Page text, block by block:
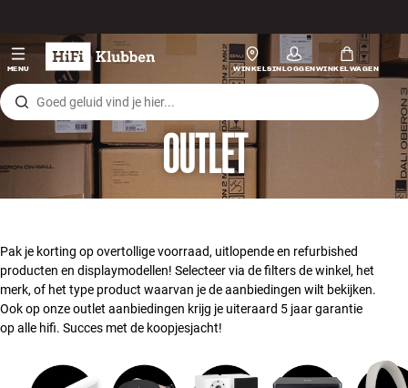
MENU WINKELSINLOGGENWINKELWAGEN
Hi-fi
Luidsprekers
Platenspeler
Koptelefoons
Surround
Tv
Systeem
Kabels
OUTLET
Pak je korting op overtollige voorraad, uitlopende en refurbished
producten en displaymodellen! Selecteer via de filters de winkel, het
merk, of het type product waarvan je de aanbiedingen wilt bekijken.
Ook op onze outlet aanbiedingen krijg je uiteraard 5 jaar garantie
op alle hifi. Succes met de koopjesjacht!